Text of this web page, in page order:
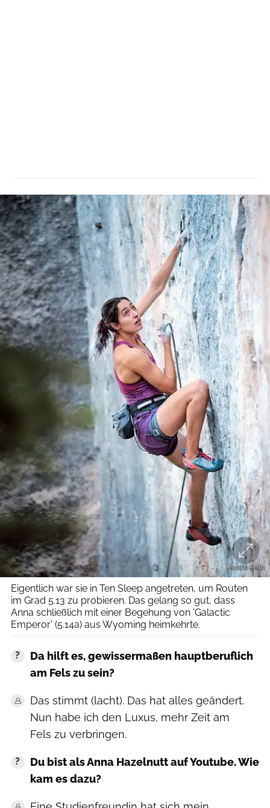
Austin Keith
Eigentlich war sie in Ten Sleep angetreten, um Routen
im Grad 5.13 zu probieren. Das gelang so gut, dass
Anna schließlich mit einer Begehung von 'Galactic
Emperor' (5.14a) aus Wyoming heimkehrte.
Da hilft es, gewissermaßen hauptberuflich
am Fels zu sein?
Das stimmt (lacht). Das hat alles geändert.
Nun habe ich den Luxus, mehr Zeit am
Fels zu verbringen.
Du bist als Anna Hazelnutt auf Youtube. Wie
kam es dazu?